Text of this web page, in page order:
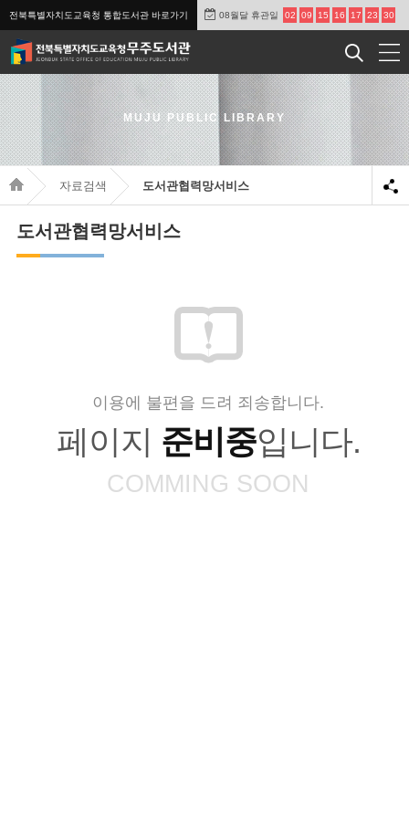
전북특별자치도교육청 통합도서관 바로가기 08월달 휴관일 02 09 15 16 17 23 30
MUJU PUBLIC LIBRARY
자료검색 도서관협력망서비스
도서관협력망서비스
이용에 불편을 드려 죄송합니다.
페이지 준비중입니다.
COMMING SOON